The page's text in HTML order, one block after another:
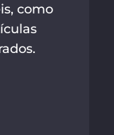
como